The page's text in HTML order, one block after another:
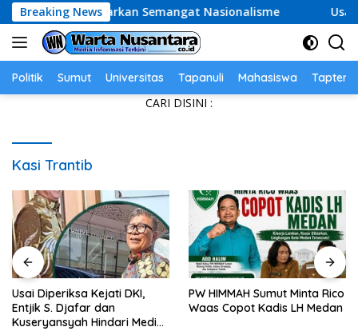
Skip
to
content
Breaking News
Kibarkan Semangat Nasionalisme Usai Diperiksa
Politik Sumut Universitas Tapanuli Mahasiswa Tapteng
CARI DISINI :
Kasi Trantib
Usai Diperiksa Kejati DKI,
Entjik S. Djafar dan
Kuseryansyah Hindari Media,
PW HIMMAH Sumut Minta Rico
Waas Copot Kadis LH Medan